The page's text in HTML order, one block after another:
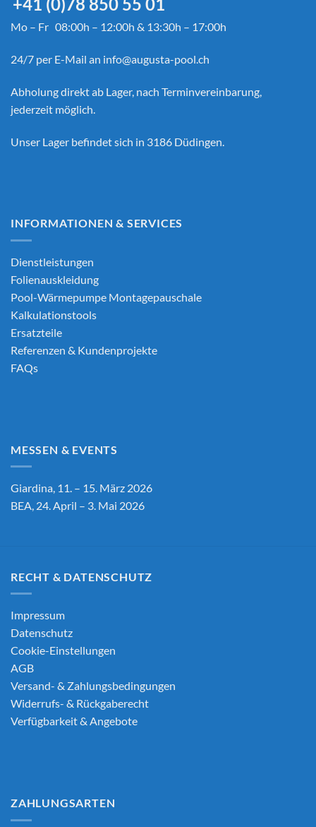
+41 (0)78 850 55 01
Mo – Fr 08:00h – 12:00h & 13:30h – 17:00h
24/7 per E-Mail an info@augusta-pool.ch
Abholung direkt ab Lager, nach Terminvereinbarung,
jederzeit möglich.
Unser Lager befindet sich in 3186 Düdingen.
INFORMATIONEN & SERVICES
Dienstleistungen
Folienauskleidung
Pool-Wärmepumpe Montagepauschale
Kalkulationstools
Ersatzteile
Referenzen & Kundenprojekte
FAQs
MESSEN & EVENTS
Giardina, 11. – 15. März 2026
BEA, 24. April – 3. Mai 2026
RECHT & DATENSCHUTZ
Impressum
Datenschutz
Cookie-Einstellungen
AGB
Versand- & Zahlungsbedingungen
Widerrufs- & Rückgaberecht
Verfügbarkeit & Angebote
ZAHLUNGSARTEN